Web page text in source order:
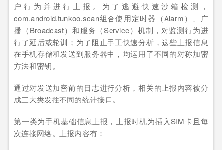
户行为并进行上报。为了逃避快速沙箱检测，
com.android.tunkoo.scan组合使用定时器（Alarm）、广
播（Broadcast）和服务（Service）机制，对监测行为进
行了延后或轮训；为了阻止手工快速分析，这些上报信息
在手机存储和发送到服务器中，均运用了不同的对称加密
方法和密钥。
通过对发送加密前的日志进行分析，相关的上报内容被分
成三大类发往不同的统计接口。
第一类为手机基础信息上报，上报时机为插入SIM卡且每
次连接网络。上报内容有：